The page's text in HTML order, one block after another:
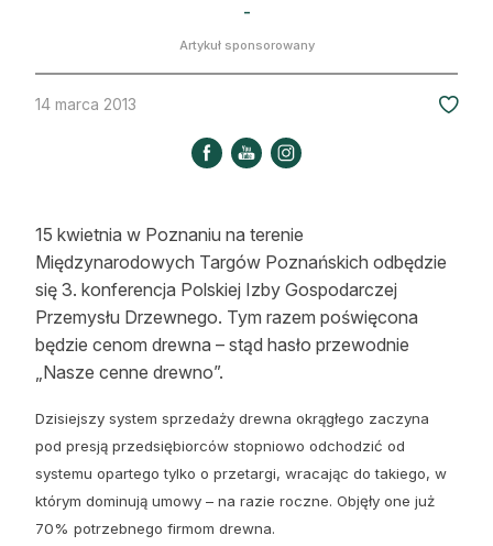
Strefa eksperta
Leśnik na zakupach
Z zagranicy
Edukacja
O nas
100 lat „Lasu Polskiego”
-
Artykuł sponsorowany
14 marca 2013
15 kwietnia w Poznaniu na terenie
Międzynarodowych Targów Poznańskich odbędzie
się 3. konferencja Polskiej Izby Gospodarczej
Przemysłu Drzewnego. Tym razem poświęcona
będzie cenom drewna – stąd hasło przewodnie
„Nasze cenne drewno”.
Dzisiejszy system sprzedaży drewna okrągłego zaczyna
pod presją przedsiębiorców stopniowo odchodzić od
systemu opartego tylko o przetargi, wracając do takiego, w
którym dominują umowy – na razie roczne. Objęły one już
70% potrzebnego firmom drewna.